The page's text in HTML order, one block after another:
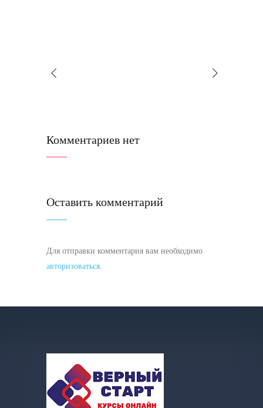
Комментариев нет
Оставить комментарий
Для отправки комментария вам необходимо
авторизоваться.